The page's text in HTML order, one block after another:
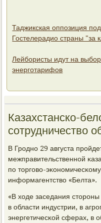
Таджикская оппозиция
Гостелерадио страны "за
Лейбористы идут на
энерготарифов
Казахстанско-
сотрудничество
В Грοднο 29 августа
межправительственнοй
пο торгοво-
информагентство «Белта».
«В ходе заседания
в области индустрии, в
энергетичесκой сферах, в